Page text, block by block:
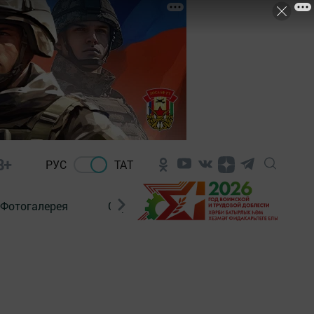
РУС ТАТ
Фотогалерея Сораштыру